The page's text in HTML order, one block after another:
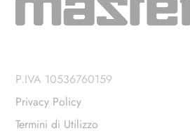
P.IVA 10536760159
Privacy Policy
Termini di Utilizzo